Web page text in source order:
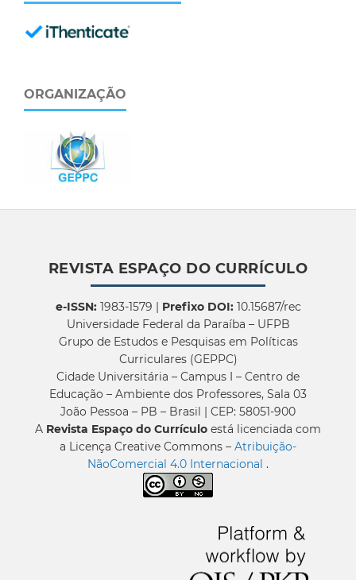
ORGANIZAÇÃO
REVISTA ESPAÇO DO CURRÍCULO
e-ISSN:1983-1579 | Prefixo DOI:10.15687/rec
Universidade Federal da Paraíba – UFPB
Grupo de Estudos e Pesquisas em Políticas
Curriculares (GEPPC)
Cidade Universitária – Campus I – Centro de
Educação – Ambiente dos Professores, Sala 03
João Pessoa – PB – Brasil | CEP: 58051-900
A Revista Espaço do Currículo está licenciada com
a Licença Creative Commons – Atribuição-
NãoComercial 4.0 Internacional .